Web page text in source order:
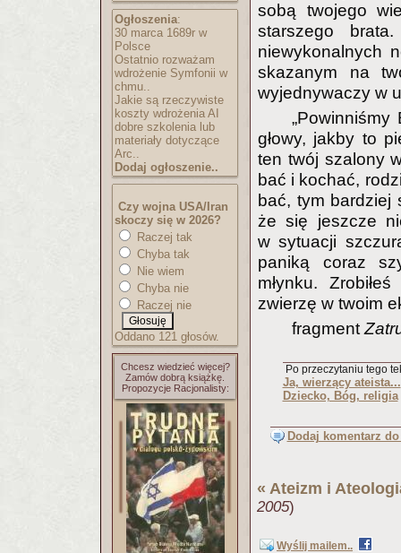
Ogłoszenia:
30 marca 1689r w
Polsce
Ostatnio rozważam
wdrożenie Symfonii w
chmu..
Jakie są rzeczywiste
koszty wdrożenia AI
dobre szkolenia lub
materiały dotyczące
Arc..
Dodaj ogłoszenie..
Czy wojna USA/Iran
skoczy się w 2026?
Raczej tak
Chyba tak
Nie wiem
Chyba nie
Raczej nie
Oddano 121 głosów.
Chcesz wiedzieć więcej?
Zamów dobrą książkę.
Propozycje Racjonalisty:
sobą twojego
starszego
niewykonalnych
skazanym na
wyjednywaczy w
głowy, jakby to
ten twój szalony
bać i kochać,
bać, tym bardziej
że się jeszcze
w sytuacji
paniką coraz
młynku.
zwierzę w twoim
fragment
Po przeczytaniu tego
Ja, wierzący ateista...
Dziecko, Bóg, religia
Dodaj komentarz
« Ateizm i
2005)
Wyślij mailem..